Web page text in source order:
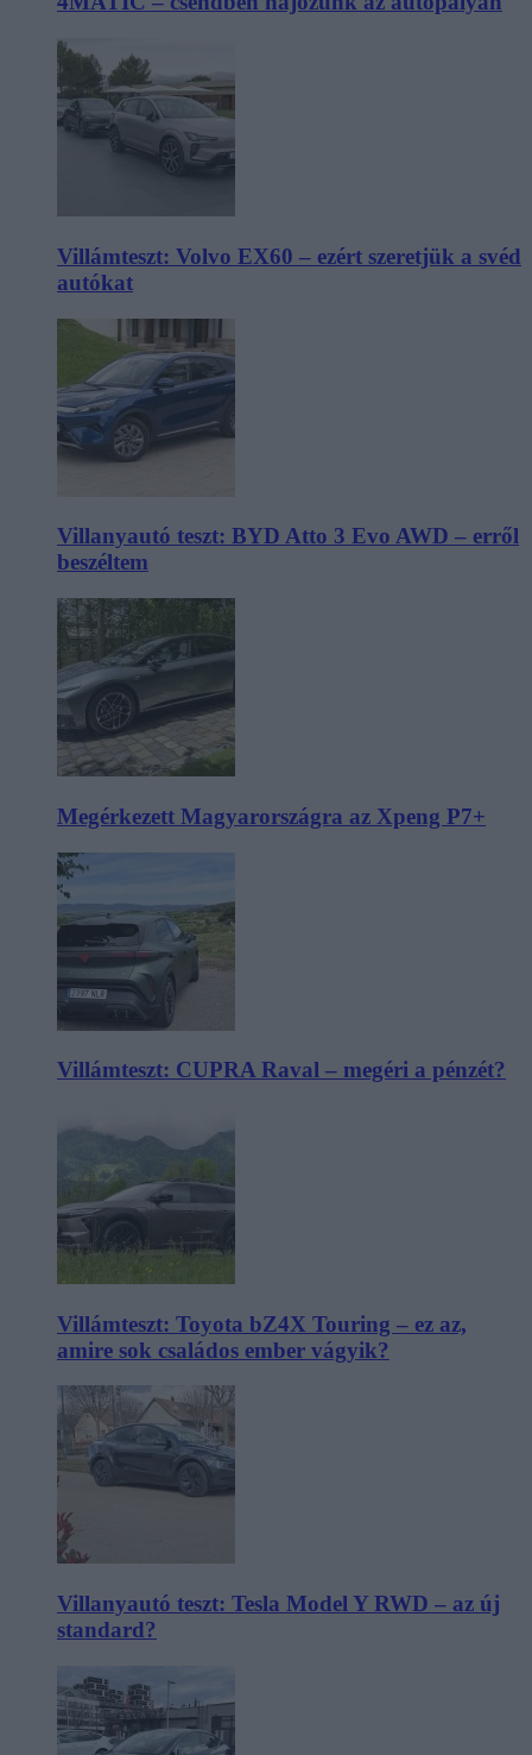
Villámteszt: Volvo EX60 – ezért szeretjük a svéd
autókat
Villanyautó teszt: BYD Atto 3 Evo AWD – erről
beszéltem
Megérkezett Magyarországra az Xpeng P7+
Villámteszt: CUPRA Raval – megéri a pénzét?
Villámteszt: Toyota bZ4X Touring – ez az,
amire sok családos ember vágyik?
Villanyautó teszt: Tesla Model Y RWD – az új
standard?